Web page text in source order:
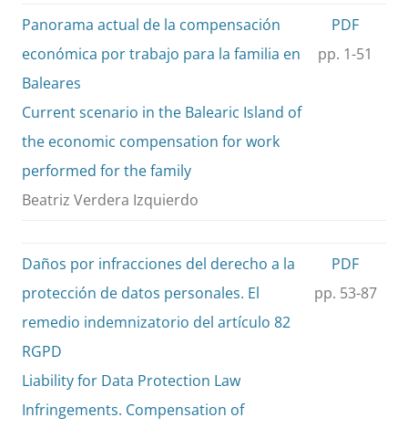
Panorama actual de la compensación
económica por trabajo para la familia en
Baleares
Current scenario in the Balearic Island of
the economic compensation for work
performed for the family
Beatriz Verdera Izquierdo
PDF
pp. 1-51
Daños por infracciones del derecho a la
protección de datos personales. El
remedio indemnizatorio del artículo 82
RGPD
Liability for Data Protection Law
Infringements. Compensation of
PDF
pp. 53-87